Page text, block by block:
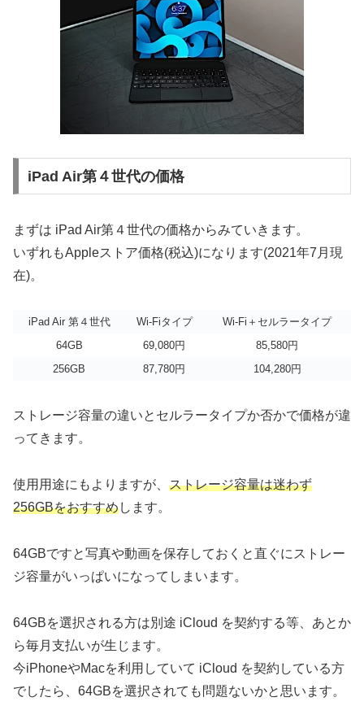
iPad Air第４世代の価格
まずは iPad Air第４世代の価格からみていきます。
いずれもAppleストア価格(税込)になります(2021年7月現
在)。
iPad Air 第４世代 Wi-Fiタイプ
Wi-Fi＋セルラータイプ
64GB
69,080円
85,580円
256GB
87,780円 104,280円
ストレージ容量の違いとセルラータイプか否かで価格が違
ってきます。
使用用途にもよりますが、 ストレージ容量は迷わず
256GBをおすすめします。
64GBですと写真や動画を保存しておくと直ぐにストレー
ジ容量がいっぱいになってしまいます。
64GBを選択される方は別途 iCloud を契約する等、あとか
ら毎月支払いが生じます。
今iPhoneやMacを利用していて iCloud を契約している方
でしたら、64GBを選択されても問題ないかと思います。